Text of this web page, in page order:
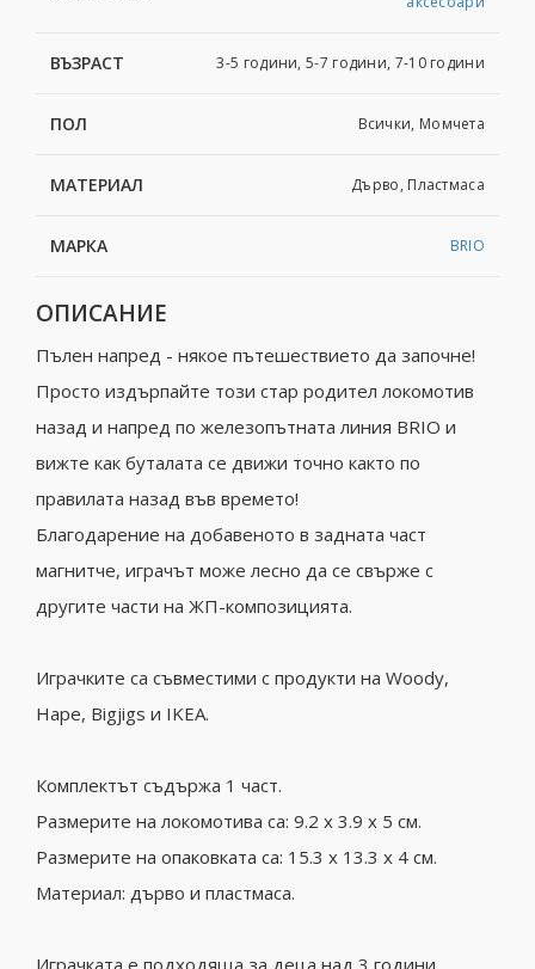
ВЪЗРАСТ 3-5 години, 5-7 години, 7-10 години
ПОЛ Всички, Момчета
МАТЕРИАЛ Дърво, Пластмаса
МАРКА BRIO
ОПИСАНИЕ
Пълен напред - някое пътешествието да започне!
Просто издърпайте този стар родител локомотив
назад и напред по железопътната линия BRIO и
вижте как буталата се движи точно както по
правилата назад във времето!
Благодарение на добавеното в задната част
магнитче, играчът може лесно да се свърже с
другите части на ЖП-композицията.
Играчките са съвместими с продукти на Woody,
Hape, Bigjigs и IKEA.
Комплектът съдържа 1 част.
Размерите на локомотива са: 9.2 х 3.9 х 5 см.
Размерите на опаковката са: 15.3 х 13.3 х 4 см.
Материал: дърво и пластмаса.